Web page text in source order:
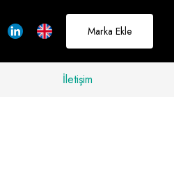
Marka Ekle
İletişim